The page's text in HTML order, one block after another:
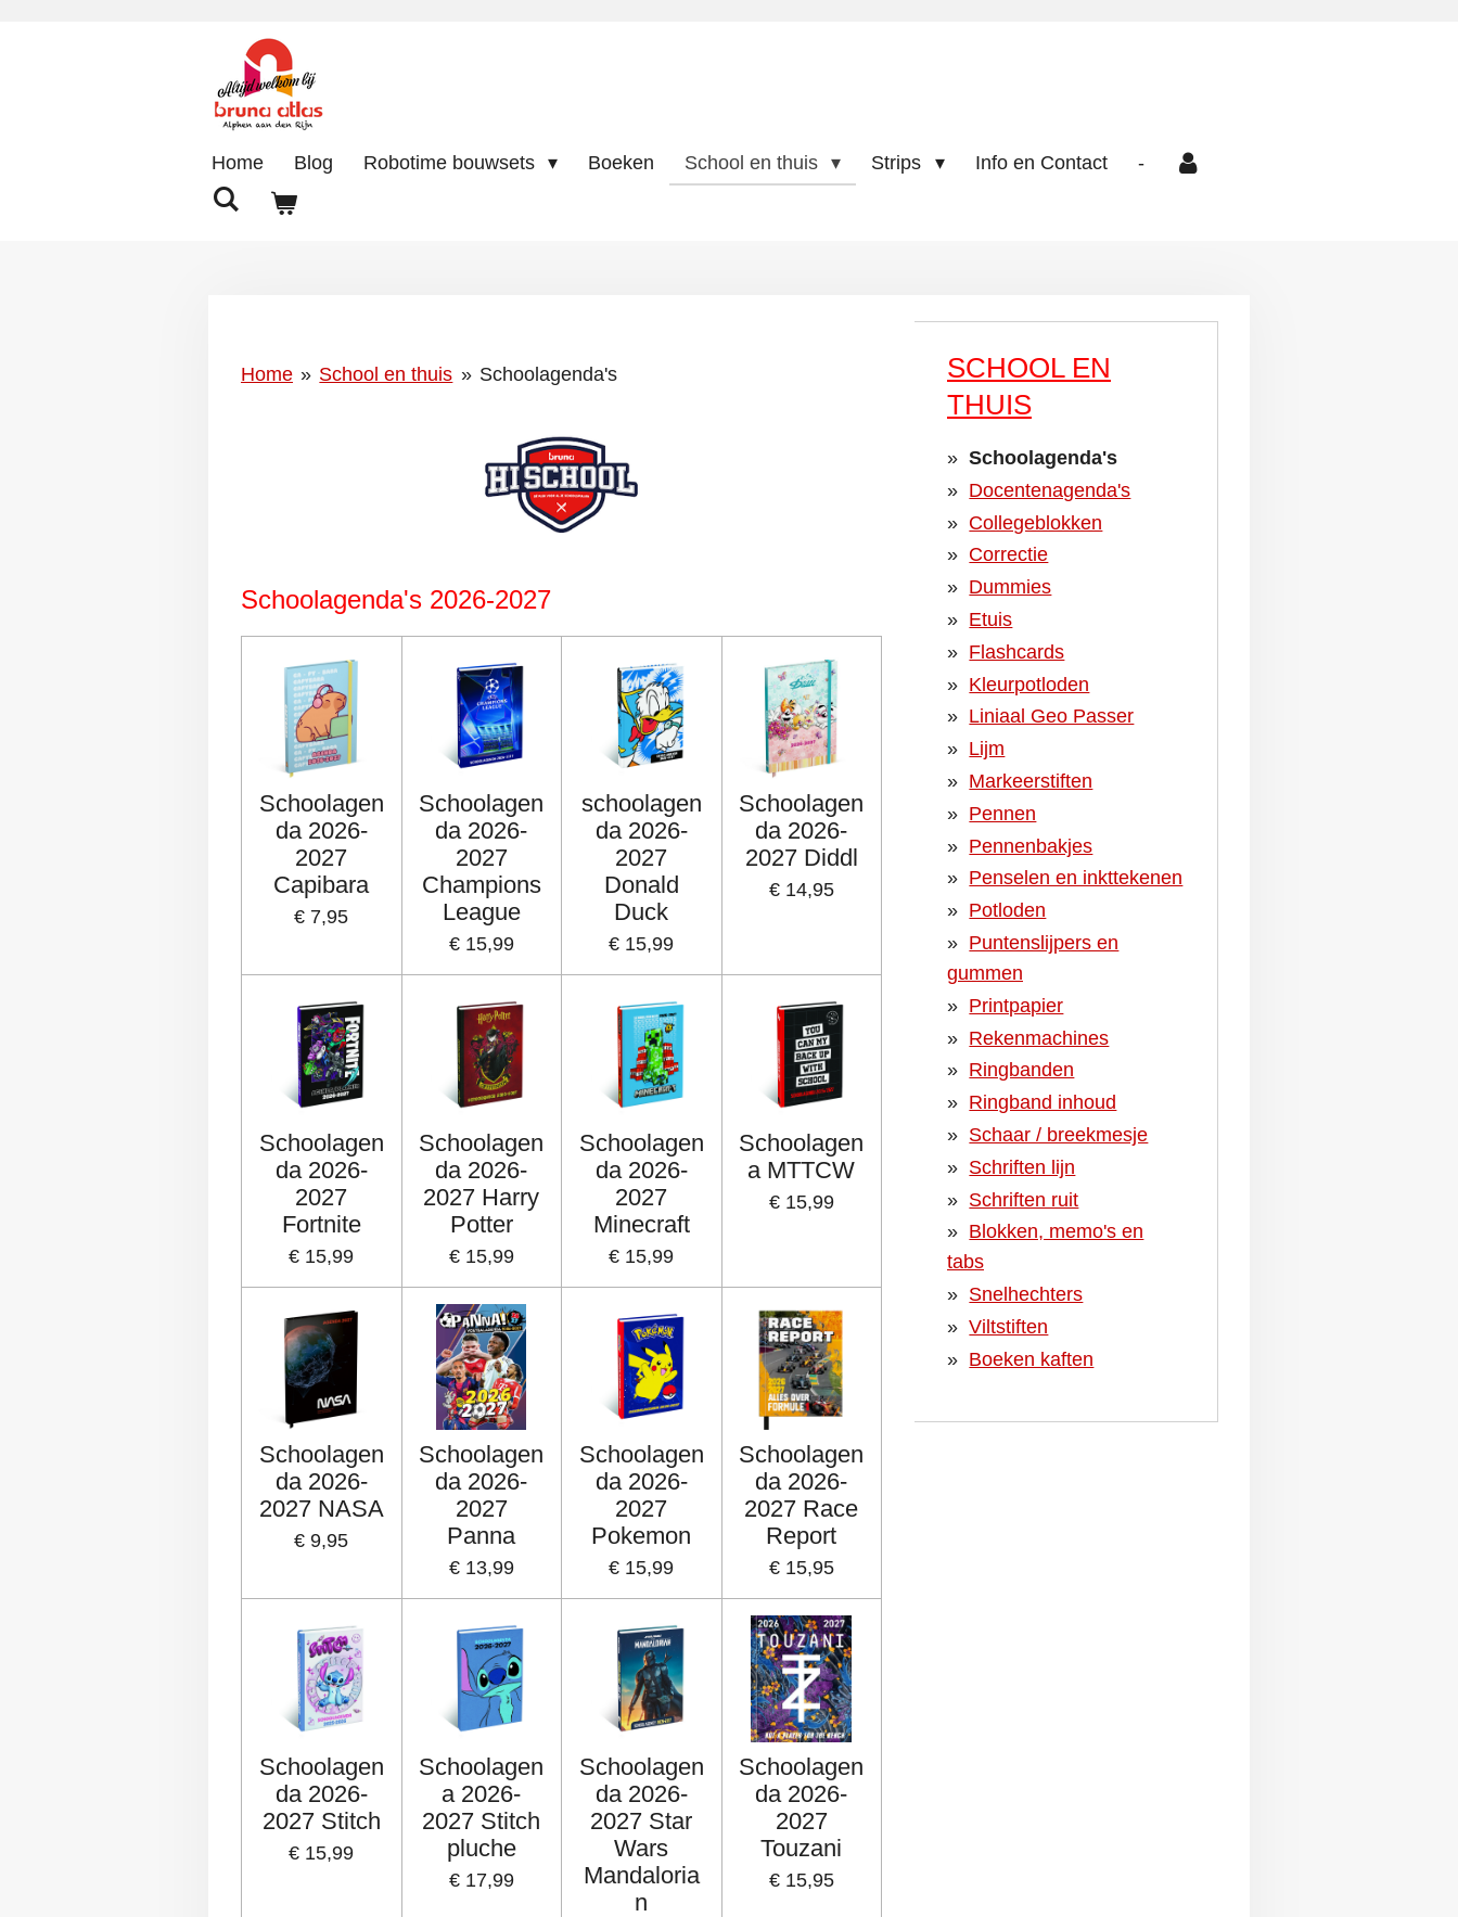
Home Blog Robotime bouwsets Boeken School en thuis Strips Info en Contact -
Home » School en thuis » Schoolagenda's
Schoolagenda's 2026-2027
Schoolagen
da 2026-
2027
Capibara
€ 7,95
Schoolagen
da 2026-
2027
Champions
League
€ 15,99
schoolagen
da 2026-
2027
Donald
Duck
€ 15,99
Schoolagen
da 2026-
2027 Diddl
€ 14,95
Schoolagen
da 2026-
2027
Fortnite
€ 15,99
Schoolagen
da 2026-
2027 Harry
Potter
€ 15,99
Schoolagen
da 2026-
2027
Minecraft
€ 15,99
Schoolagen
a MTTCW
€ 15,99
Schoolagen
da 2026-
2027 NASA
€ 9,95
Schoolagen
da 2026-
2027
Panna
€ 13,99
Schoolagen
da 2026-
2027
Pokemon
€ 15,99
Schoolagen
da 2026-
2027 Race
Report
€ 15,95
Schoolagen
da 2026-
2027 Stitch
€ 15,99
Schoolagen
a 2026-
2027 Stitch
pluche
€ 17,99
Schoolagen
da 2026-
2027 Star
Wars
Mandaloria
n
Schoolagen
da 2026-
2027
Touzani
€ 15,95
SCHOOL EN
THUIS
Schoolagenda's
Docentenagenda's
Collegeblokken
Correctie
Dummies
Etuis
Flashcards
Kleurpotloden
Liniaal Geo Passer
Lijm
Markeerstiften
Pennen
Pennenbakjes
Penselen en inkttekenen
Potloden
Puntenslijpers en
gummen
Printpapier
Rekenmachines
Ringbanden
Ringband inhoud
Schaar / breekmesje
Schriften lijn
Schriften ruit
Blokken, memo's en
tabs
Snelhechters
Viltstiften
Boeken kaften